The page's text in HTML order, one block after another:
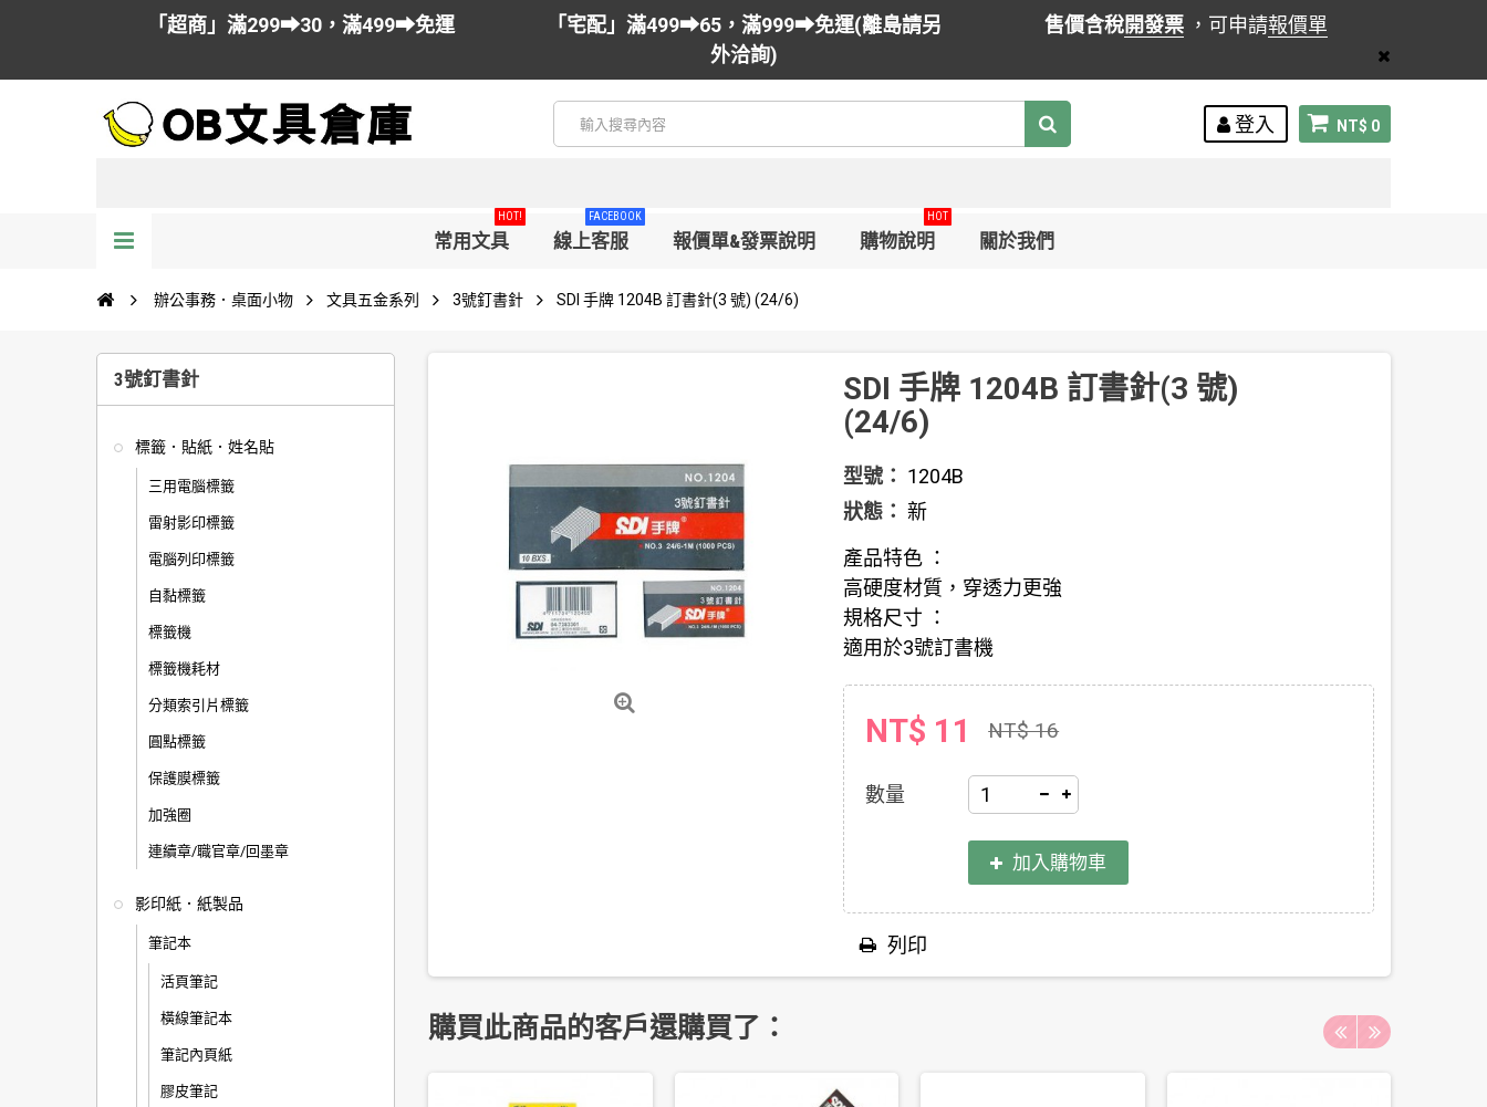
「超商」滿299➡30，滿499➡免運
「宅配」滿499➡65，滿999➡免運(離島請另
外洽詢)
售價含稅開發票 ，可申請報價單
NT$ 0
登入
常用文具
HOT!
線上客服
FACEBOOK
報價單&發票說明 購物說明
HOT
關於我們
辦公事務．桌面小物 文具五金系列 3號釘書針 SDI 手牌 1204B 訂書針(3 號) (24/6)
3號釘書針
標籤．貼紙．姓名貼
三用電腦標籤
雷射影印標籤
電腦列印標籤
自黏標籤
標籤機
標籤機耗材
分類索引片標籤
圓點標籤
保護膜標籤
加強圈
連續章/職官章/回墨章
影印紙．紙製品
筆記本
活頁筆記
橫線筆記本
筆記內頁紙
膠皮筆記
SDI 手牌 1204B 訂書針(3 號)
(24/6)
型號： 1204B
狀態： 新
產品特色 ：
高硬度材質，穿透力更強
規格尺寸 ：
適用於3號訂書機
NT$ 11 NT$ 16
數量
加入購物車
列印
購買此商品的客戶還購買了：